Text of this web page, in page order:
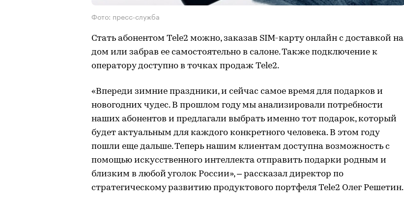
Фото: пресс-служба
Стать абонентом Tele2 можно, заказав SIM-карту онлайн с доставкой на
дом или забрав ее самостоятельно в салоне. Также подключение к
оператору доступно в точках продаж Tele2.
«Впереди зимние праздники, и сейчас самое время для подарков и
новогодних чудес. В прошлом году мы анализировали потребности
наших абонентов и предлагали выбрать именно тот подарок, который
будет актуальным для каждого конкретного человека. В этом году
пошли еще дальше. Теперь нашим клиентам доступна возможность с
помощью искусственного интеллекта отправить подарки родным и
близким в любой уголок России», – рассказал директор по
стратегическому развитию продуктового портфеля Tele2 Олег Решетин.